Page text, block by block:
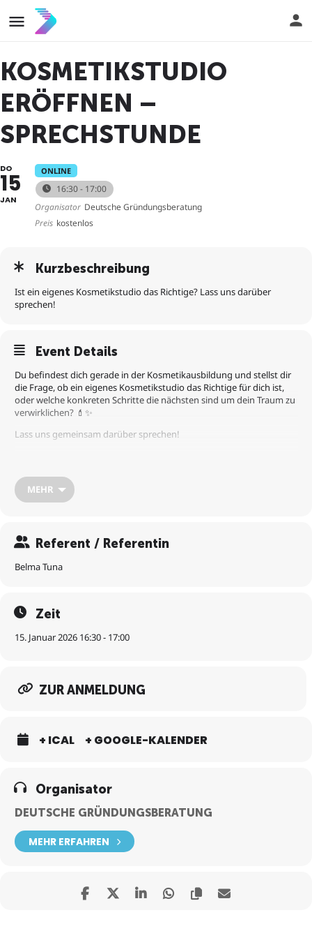
KOSMETIKSTUDIO
ERÖFFNEN –
SPRECHSTUNDE
DO
15
JAN
ONLINE
16:30 - 17:00
Organisator Deutsche Gründungsberatung
Preis kostenlos
Kurzbeschreibung
Ist ein eigenes Kosmetikstudio das Richtige? Lass uns darüber
sprechen!
Event Details
Du befindest dich gerade in der Kosmetikausbildung und stellst dir
die Frage, ob ein eigenes Kosmetikstudio das Richtige für dich ist,
oder welche konkreten Schritte die nächsten sind um dein Traum zu
verwirklichen? 💄✨
Lass uns gemeinsam darüber sprechen!
Selbstständigkeit begleitet und freue mich auch mit dir über deine
nächsten Schritte zu sprechen und deine Fragen zu beantworten.
Buche deinen Wunschtermin unter folgendem Link:
https://calendar.app.google/chbYNMhVgz4hvHVG8
MEHR
Referent / Referentin
Belma Tuna
Zeit
15. Januar 2026 16:30 - 17:00
ZUR ANMELDUNG
+ ICAL + GOOGLE-KALENDER
Organisator
DEUTSCHE GRÜNDUNGSBERATUNG
MEHR ERFAHREN